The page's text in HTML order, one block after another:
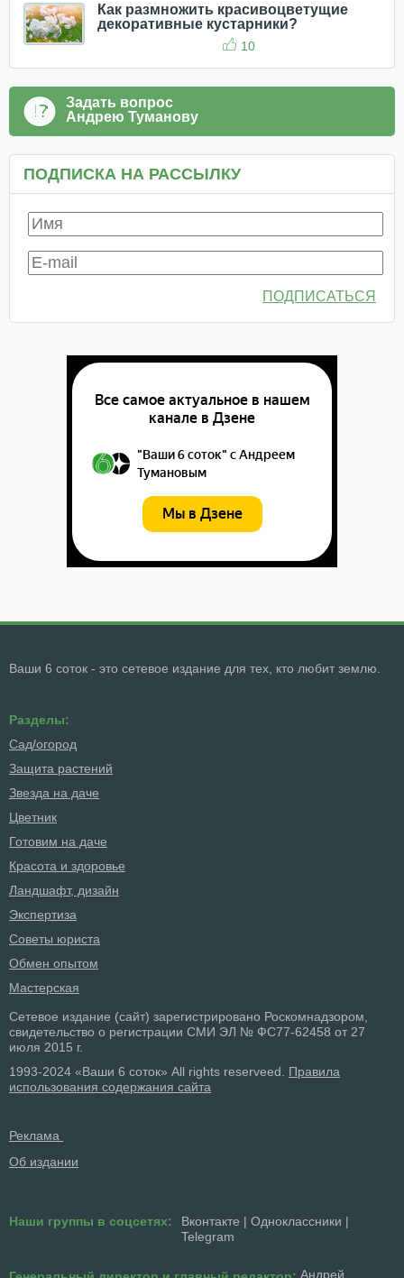
Как размножить красивоцветущие
декоративные кустарники?
10
Задать вопрос
Андрею Туманову
ПОДПИСКА НА РАССЫЛКУ
ПОДПИСАТЬСЯ
Ваши 6 соток - это сетевое издание для тех, кто любит землю.
Разделы:
Сад/огород
Защита растений
Звезда на даче
Цветник
Готовим на даче
Красота и здоровье
Ландшафт, дизайн
Экспертиза
Советы юриста
Обмен опытом
Мастерская
Сетевое издание (сайт) зарегистрировано Роскомнадзором,
свидетельство о регистрации СМИ ЭЛ № ФС77-62458 от 27
июля 2015 г.
1993-2024 «Ваши 6 соток» All rights reserveed. Правила
использования содержания сайта
Реклама
Об издании
Наши группы в соцсетях: Вконтакте | Одноклассники |
Telegram
Андрей